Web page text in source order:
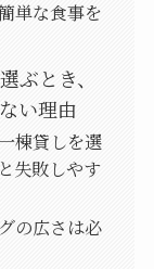
単な食事を
ぶとき、
い理由
棟貸しを選
失敗しやす
の広さは必